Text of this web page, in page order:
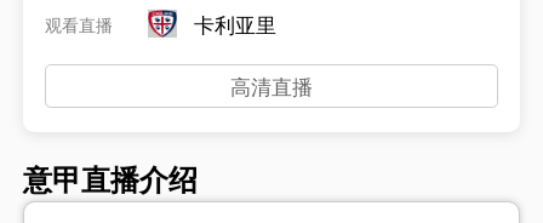
观看直播
卡利亚里
高清直播
意甲直播介绍